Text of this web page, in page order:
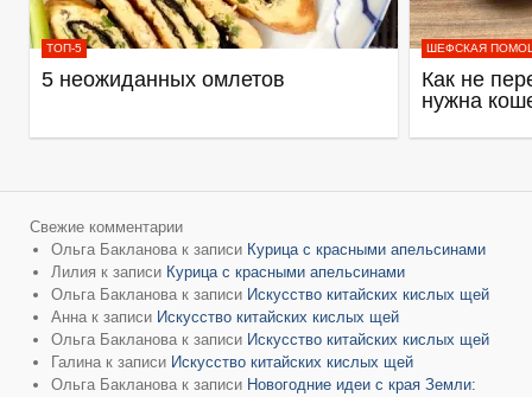
ТОП-5
5 неожиданных омлетов
ШЕФСКАЯ
Как не
нужна
Свежие комментарии
Ольга Бакланова к записи Курица с красными апельсинами
Лилия к записи Курица с красными апельсинами
Ольга Бакланова к записи Искусство китайских кислых щей
Анна к записи Искусство китайских кислых щей
Ольга Бакланова к записи Искусство китайских кислых щей
Галина к записи Искусство китайских кислых щей
Ольга Бакланова к записи Новогодние идеи с края Земли: